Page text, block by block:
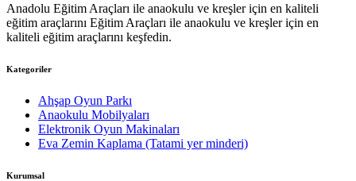
Anadolu Eğitim Araçları ile anaokulu ve kreşler için en kaliteli
eğitim araçlarını Eğitim Araçları ile anaokulu ve kreşler için en
kaliteli eğitim araçlarını keşfedin.
Kategoriler
Ahşap Oyun Parkı
Anaokulu Mobilyaları
Elektronik Oyun Makinaları
Eva Zemin Kaplama (Tatami yer minderi)
Kurumsal